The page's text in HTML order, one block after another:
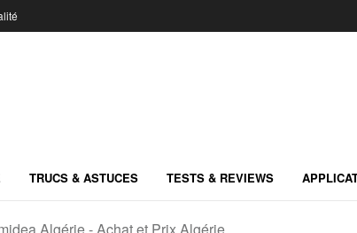
TRUCS & ASTUCES TESTS & REVIEWS